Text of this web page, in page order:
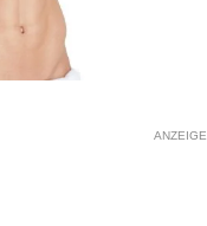
ANZEIGE